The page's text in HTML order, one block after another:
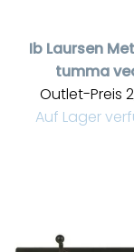
Ib Laursen
tumma
Outlet-Preis
Auf Lager